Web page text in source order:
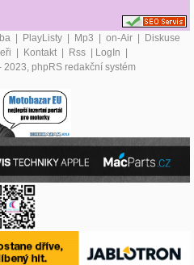
PlayListy Mp3 on-Air
Diskuse
Kontakt Rss LogIn
2023, phpRS redakční systém